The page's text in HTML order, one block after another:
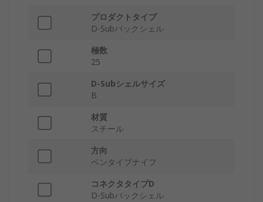
プロダクトタイプ
D-Subバックシェル
極数
25
D-Subシェルサイズ
B
材質
スチール
方向
ペンタイプナイフ
コネクタタイプD
D-Subバックシェル